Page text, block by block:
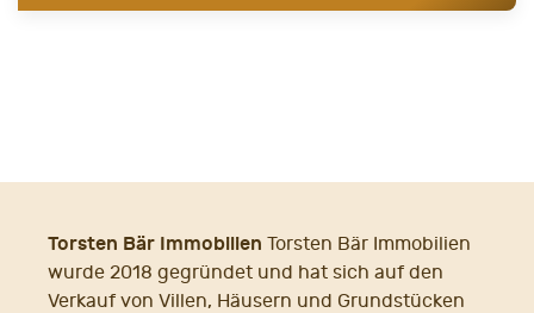
Torsten Bär Immobilien Torsten Bär Immobilien
wurde 2018 gegründet und hat sich auf den
Verkauf von Villen, Häusern und Grundstücken